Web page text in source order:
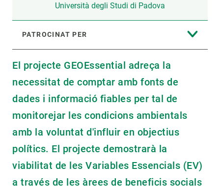
Università degli Studi di Padova
PATROCINAT PER
El projecte GEOEssential adreça la
necessitat de comptar amb fonts de
dades i informació fiables per tal de
monitorejar les condicions ambientals
amb la voluntat d'influir en objectius
polítics. El projecte demostrarà la
viabilitat de les Variables Essencials (EV)
a través de les àrees de beneficis socials